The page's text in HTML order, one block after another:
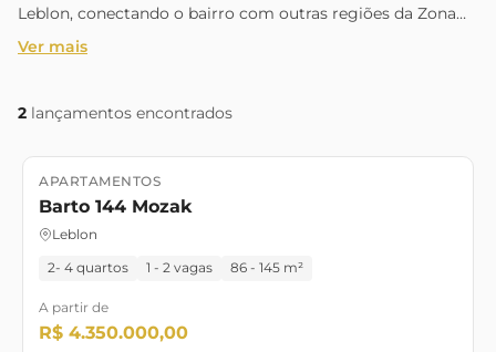
Leblon, conectando o bairro com outras regiões da Zona
Sul. Oferece acesso facilitado, infraestrutura completa e
Ver mais
2 lançamentos encontrados
Lançamento Pronto para morar
APARTAMENTOS
Barto 144 Mozak
Leblon
2- 4 quartos 1 - 2 vagas 86 - 145 m²
A partir de
R$ 4.350.000,00